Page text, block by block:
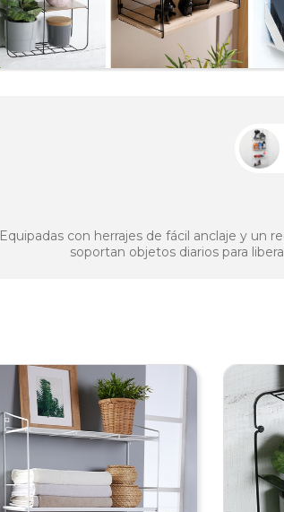
Equipadas con herrajes de fácil anclaje y un
soportan objetos diarios para